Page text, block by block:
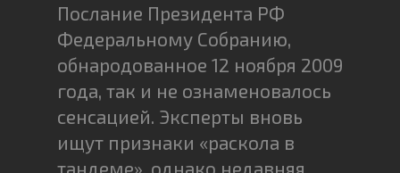
Послание Президента РФ
Федеральному Собранию,
обнародованное 12 ноября 2009
года, так и не ознаменовалось
сенсацией. Эксперты вновь
ищут признаки «раскола в
тандеме», однако недавняя